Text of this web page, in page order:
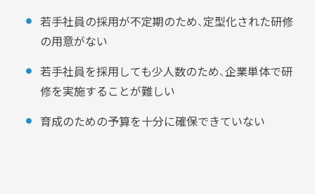
若手社員の採用が不定期のため、定型化された研修
の用意がない
若手社員を採用しても少人数のため、企業単体で研
修を実施することが難しい
育成のための予算を十分に確保できていない